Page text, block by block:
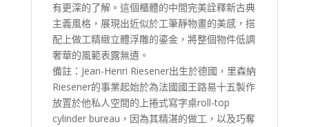
有更深的了解。這個櫃體的中間完美詮釋新古典
主義風格，展現出近似於工筆靜物畫的美感，搭
配上做工精緻立體浮雕的鎏金，將整個物件低調
奢華的風範表露無遺。
備註：Jean-Henri Riesener出生於德國，里森納
Riesener的事業起始於為法國國王路易十五製作
放置於他私人空間的上捲式寫字桌roll-top
cylinder bureau，因為其精湛的做工，以及巧奪